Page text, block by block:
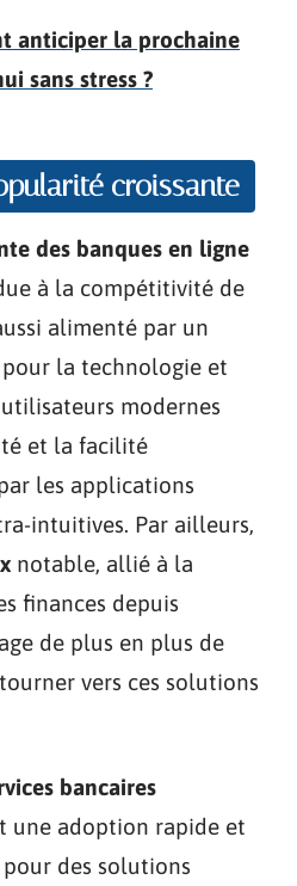
anticiper la prochaine
sans stress ?
croissante
des banques en ligne
à la compétitivité de
alimenté par un
la technologie et
modernes
et la facilité
les applications
intuitives. Par ailleurs,
notable, allié à la
finances depuis
de plus en plus de
vers ces solutions
bancaires
une adoption rapide et
des solutions